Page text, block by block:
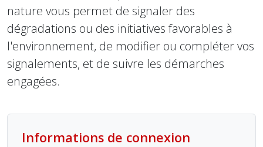
nature vous permet de signaler des
dégradations ou des initiatives favorables à
l'environnement, de modifier ou compléter vos
signalements, et de suivre les démarches
engagées.
Informations de connexion